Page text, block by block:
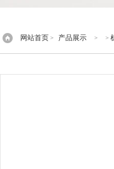
网站首页 > 产品展示 > >